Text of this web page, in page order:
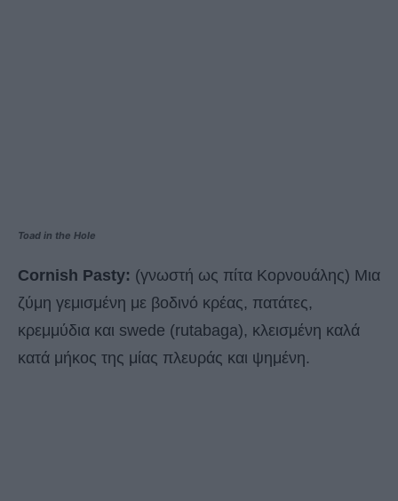
Toad in the Hole
Cornish Pasty: (γνωστή ως πίτα Κορνουάλης) Μια
ζύμη γεμισμένη με βοδινό κρέας, πατάτες,
κρεμμύδια και swede (rutabaga), κλεισμένη καλά
κατά μήκος της μίας πλευράς και ψημένη.